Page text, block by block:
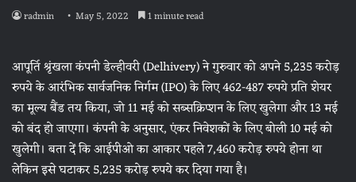
radmin May 5, 2022 1 minute read
आपूर्ति श्रृंखला कंपनी डेल्हीवरी (Delhivery) ने गुरुवार को अपने 5,235 करोड़
रुपये के आरंभिक सार्वजनिक निर्गम (IPO) के लिए 462-487 रुपये प्रति शेयर
का मूल्य बैंड तय किया, जो 11 मई को सब्सक्रिप्शन के लिए खुलेगा और 13 मई
को बंद हो जाएगा। कंपनी के अनुसार, एंकर निवेशकों के लिए बोली 10 मई को
खुलेगी। बता दें कि आईपीओ का आकार पहले 7,460 करोड़ रुपये होना था
लेकिन इसे घटाकर 5,235 करोड़ रुपये कर दिया गया है।